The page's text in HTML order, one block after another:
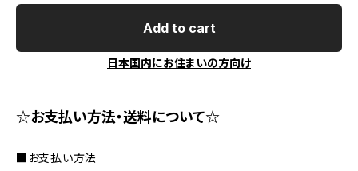
Add to cart
日本国内にお住まいの方向け
☆お支払い方法・送料について☆
■お支払い方法